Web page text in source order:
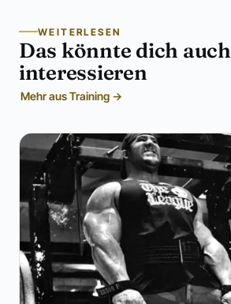
WEITERLESEN
Das könnte dich auch
interessieren
Mehr aus Training →